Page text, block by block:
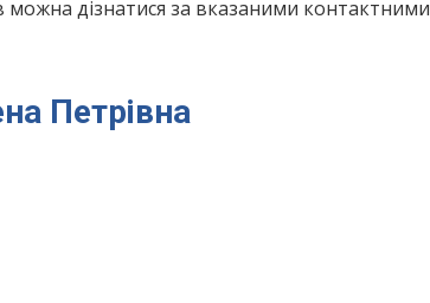
дізнатися за вказаними контактними
Петрівна